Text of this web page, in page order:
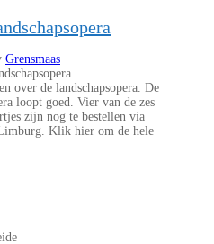
Grensmaas
over de landschapsopera. De
loopt goed. Vier van de zes
zijn nog te bestellen via
Klik hier om de hele